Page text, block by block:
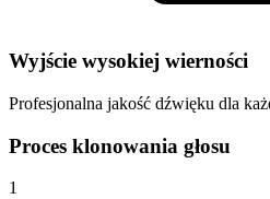
Wyjście wysokiej wierności
Profesjonalna jakość dźwięku dla
Proces klonowania głosu
1